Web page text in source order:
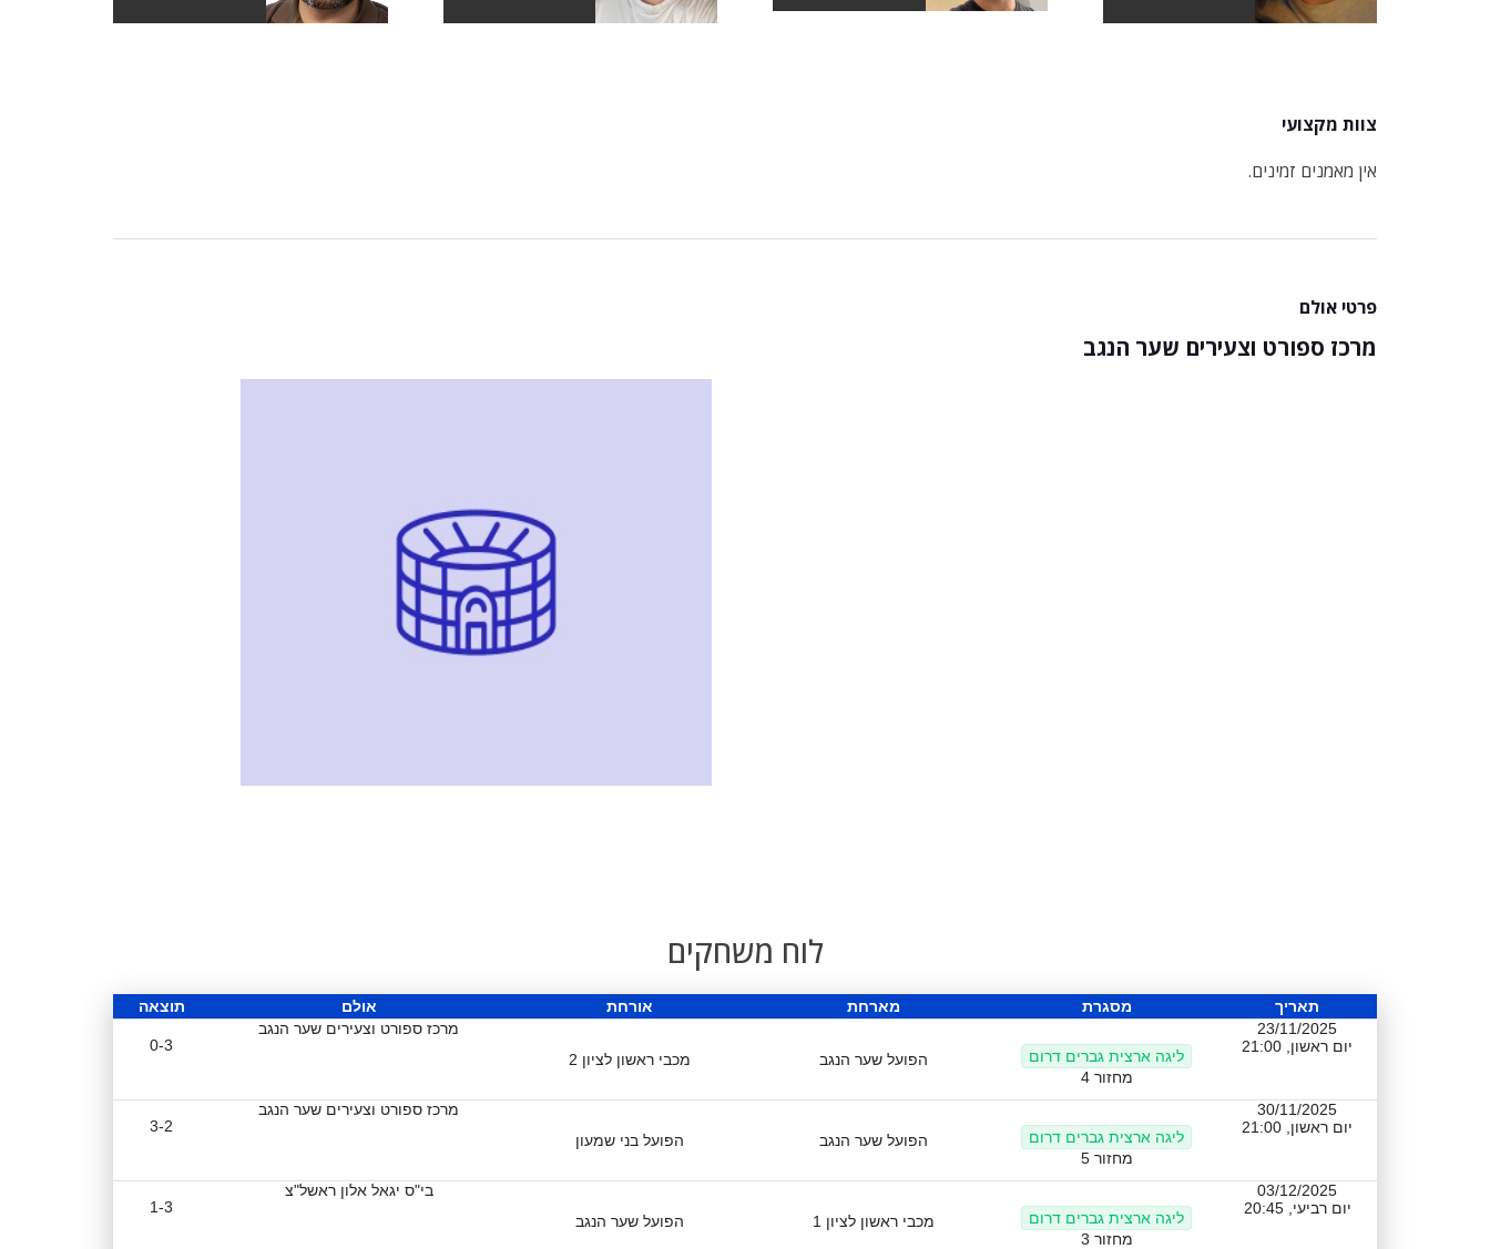
צוות מקצועי
אין מאמנים זמינים.
פרטי אולם
מרכז ספורט וצעירים שער הנגב
לוח משחקים
תאריך מסגרת מארחת אורחת אולם
תוצאה
23/11/2025
יום ראשון, 21:00
ליגה ארצית גברים דרום
מחזור 4
הפועל שער הנגב מכבי ראשון לציון 2
מרכז ספורט וצעירים שער הנגב
0-3
30/11/2025
יום ראשון, 21:00
ליגה ארצית גברים דרום
מחזור 5
הפועל שער הנגב הפועל בני שמעון
מרכז ספורט וצעירים שער הנגב
3-2
03/12/2025
יום רביעי, 20:45
ליגה ארצית גברים דרום
מחזור 3
מכבי ראשון לציון 1 הפועל שער הנגב
בי"ס יגאל אלון ראשל"צ
1-3